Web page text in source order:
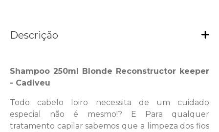
Descrição
Shampoo 250ml Blonde Reconstructor keeper
- Cadiveu
Todo cabelo loiro necessita de um cuidado
especial não é mesmo!? E Para qualquer
tratamento capilar sabemos que a limpeza dos fios